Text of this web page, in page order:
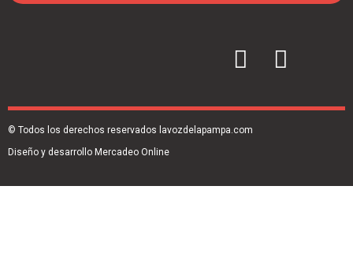
© Todos los derechos reservados lavozdelapampa.com
Diseño y desarrollo Mercadeo Online